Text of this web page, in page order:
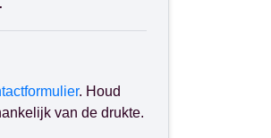
. Houd
van de drukte.